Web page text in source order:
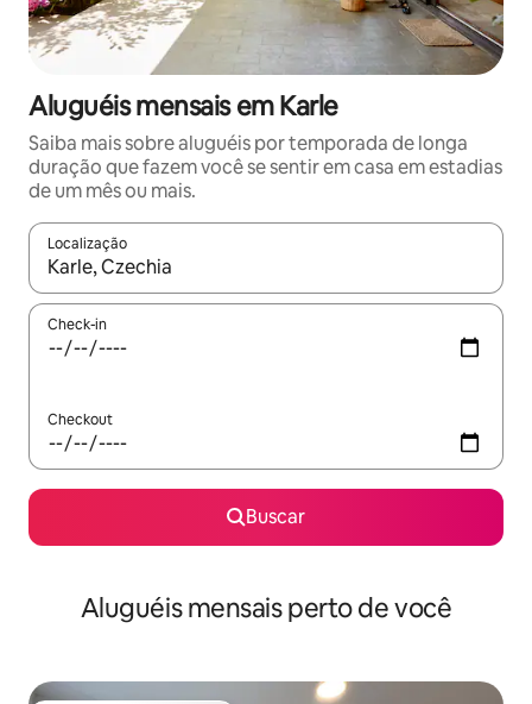
Aluguéis mensais em Karle
Saiba mais sobre aluguéis por temporada de longa
duração que fazem você se sentir em casa em estadias
de um mês ou mais.
Localização
Quando os resultados estiverem disponíveis, explore-os
Check-in
Checkout
Buscar
Aluguéis mensais perto de você